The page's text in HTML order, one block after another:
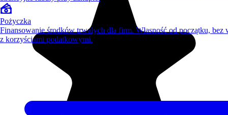
Pożyczka
Finansowanie środków trwałych dla firm. Własność od początku, bez
z korzyściami podatkowymi.